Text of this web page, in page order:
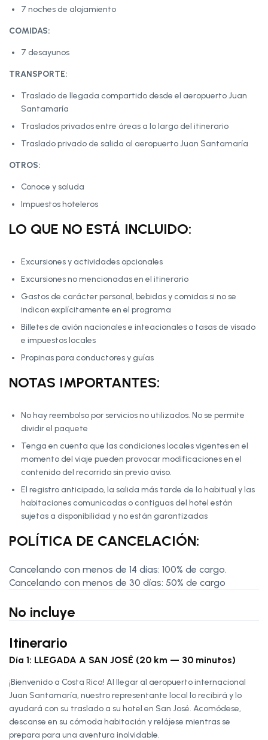
7 noches de alojamiento
COMIDAS:
7 desayunos
TRANSPORTE:
Traslado de llegada compartido desde el aeropuerto Juan
Santamaría
Traslados privados entre áreas a lo largo del itinerario
Traslado privado de salida al aeropuerto Juan Santamaría
OTROS:
Conoce y saluda
Impuestos hoteleros
LO QUE NO ESTÁ INCLUIDO:
Excursiones y actividades opcionales
Excursiones no mencionadas en el itinerario
Gastos de carácter personal, bebidas y comidas si no se
indican explícitamente en el programa
Billetes de avión nacionales e inteacionales o tasas de visado
e impuestos locales
Propinas para conductores y guías
NOTAS IMPORTANTES:
No hay reembolso por servicios no utilizados. No se permite
dividir el paquete
Tenga en cuenta que las condiciones locales vigentes en el
momento del viaje pueden provocar modificaciones en el
contenido del recorrido sin previo aviso.
El registro anticipado, la salida más tarde de lo habitual y las
habitaciones comunicadas o contiguas del hotel están
sujetas a disponibilidad y no están garantizadas
POLÍTICA DE CANCELACIÓN:
Cancelando con menos de 14 días: 100% de cargo.
Cancelando con menos de 30 días: 50% de cargo
No incluye
Itinerario
Día 1: LLEGADA A SAN JOSÉ (20 km — 30 minutos)
¡Bienvenido a Costa Rica! Al llegar al aeropuerto internacional
Juan Santamaría, nuestro representante local lo recibirá y lo
ayudará con su traslado a su hotel en San José. Acomódese,
descanse en su cómoda habitación y relájese mientras se
prepara para una aventura inolvidable.